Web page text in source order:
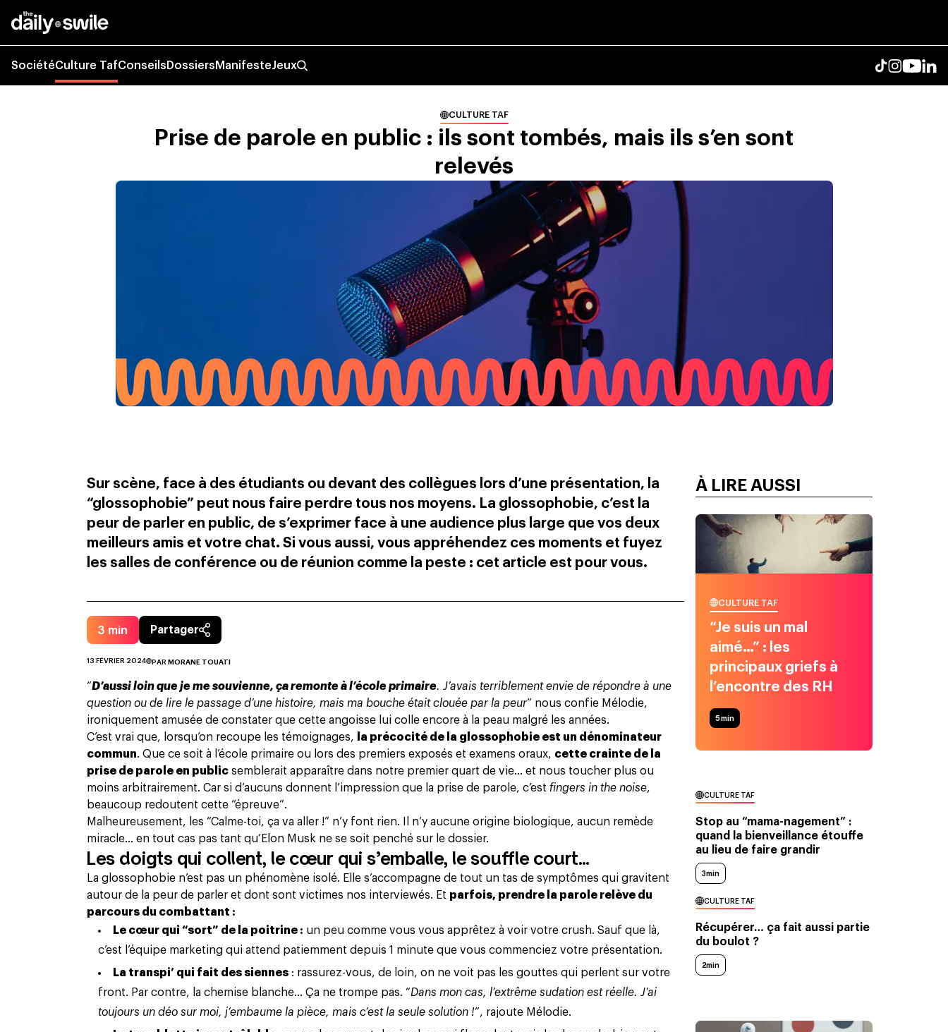
SociétéCulture TafConseils Dossiers ManifesteJeux
CULTURE TAF
Prise de parole en public : ils sont tombés, mais ils s’en sont
relevés
Sur scène, face à des étudiants ou devant des collègues lors d’une présentation, la
“glossophobie” peut nous faire perdre tous nos moyens. La glossophobie, c’est la
peur de parler en public, de s’exprimer face à une audience plus large que vos deux
meilleurs amis et votre chat. Si vous aussi, vous appréhendez ces moments et fuyez
les salles de conférence ou de réunion comme la peste : cet article est pour vous.
3 min Partager
13 FÉVRIER 2024 PAR MORANE TOUATI
“D’aussi loin que je me souvienne, ça remonte à l’école primaire. J’avais terriblement envie de répondre à une
question ou de lire le passage d’une histoire, mais ma bouche était clouée par la peur” nous confie Mélodie,
ironiquement amusée de constater que cette angoisse lui colle encore à la peau malgré les années.
C’est vrai que, lorsqu’on recoupe les témoignages,
la précocité de la glossophobie est un dénominateur
commun. Que ce soit à l’école primaire ou lors des premiers exposés et examens oraux, cette crainte de la
prise de parole en public semblerait apparaître dans notre premier quart de vie… et nous toucher plus ou
moins arbitrairement. Car si d’aucuns donnent l’impression que la prise de parole, c’est fingers in the noise,
beaucoup redoutent cette “épreuve”.
Malheureusement, les “Calme-toi, ça va aller !” n’y font rien. Il n’y aucune origine biologique, aucun remède
miracle… en tout cas pas tant qu’Elon Musk ne se soit penché sur le dossier.
Les doigts qui collent, le cœur qui s’emballe, le souffle court…
La glossophobie n’est pas un phénomène isolé. Elle s’accompagne de tout un tas de symptômes qui gravitent
autour de la peur de parler et dont sont victimes nos interviewés. Et parfois, prendre la parole relève du
parcours du combattant :
Le cœur qui “sort” de la poitrine : un peu comme vous vous apprêtez à voir votre crush. Sauf que là,
c’est l’équipe marketing qui attend patiemment depuis 1 minute que vous commenciez votre présentation.
La transpi’ qui fait des siennes : rassurez-vous, de loin, on ne voit pas les gouttes qui perlent sur votre
front. Par contre, la chemise blanche… Ça ne trompe pas. “Dans mon cas, l’extrême sudation est réelle. J’ai
toujours un déo sur moi, j’embaume la pièce, mais c’est la seule solution !”, rajoute Mélodie.
À LIRE AUSSI
CULTURE TAF
“Je suis un mal
aimé…” : les
principaux griefs à
l’encontre des RH
5min
CULTURE TAF
Stop au “mama-nagement” :
quand la bienveillance étouffe
au lieu de faire grandir
3min
CULTURE TAF
Récupérer… ça fait aussi partie
du boulot ?
2min